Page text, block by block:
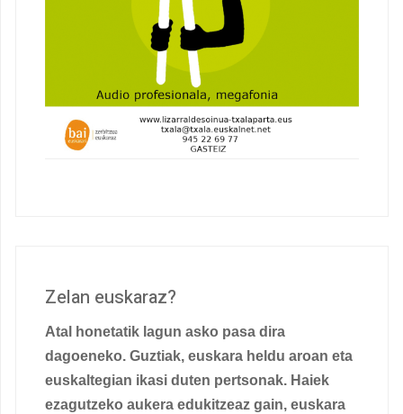
Zelan euskaraz?
Atal honetatik lagun asko pasa dira
dagoeneko. Guztiak, euskara heldu aroan eta
euskaltegian ikasi duten pertsonak. Haiek
ezagutzeko aukera edukitzeaz gain, euskara